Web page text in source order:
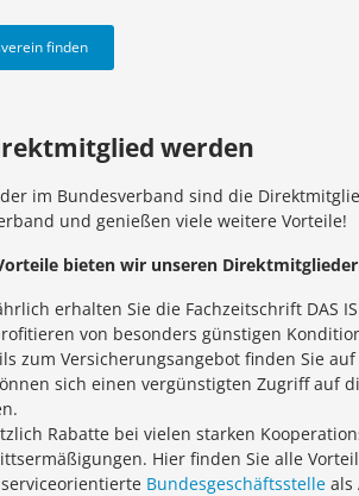
finden
werden
im Bundesverband sind die
und genießen viele weitere Vorteile!
bieten wir unseren
erhalten Sie die Fachzeitschrift DAS
von besonders günstigen
zum Versicherungsangebot finden Sie
sich einen vergünstigten Zugriff auf
Rabatte bei vielen starken
Hier finden Sie alle
Bundesgeschäftsstelleals